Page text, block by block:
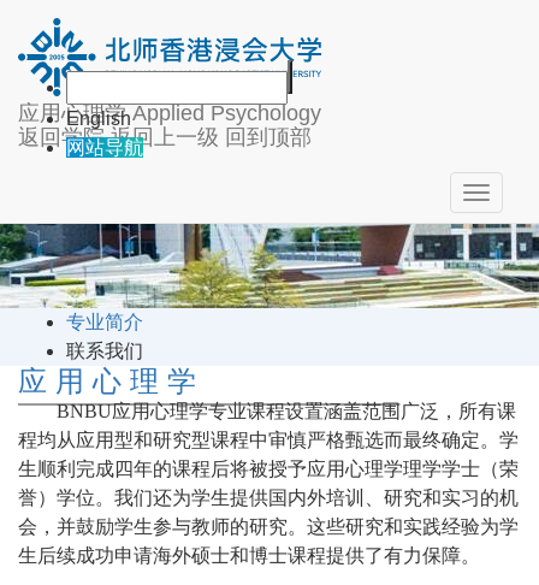
应用心理学 Applied Psychology
返回学院 返回上一级 回到顶部
English
网站导航
Toggle
关于我们
专业简介
联系我们
应 用 心 理 学
BNBU应用心理学专业课程设置涵盖范围广泛，所有课
程均从应用型和研究型课程中审慎严格甄选而最终确定。学
生顺利完成四年的课程后将被授予应用心理学理学学士（荣
誉）学位。我们还为学生提供国内外培训、研究和实习的机
会，并鼓励学生参与教师的研究。这些研究和实践经验为学
生后续成功申请海外硕士和博士课程提供了有力保障。